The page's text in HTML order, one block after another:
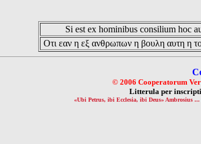
Si est ex hominibus consilium hoc
Οτι εαν η εξ ανθρωπων η βουλη αυτη η
© 2006 Cooperatorum
Litterula per
«Ubi Petrus, ibi Ecclesia, ibi Deus» Ambrosius